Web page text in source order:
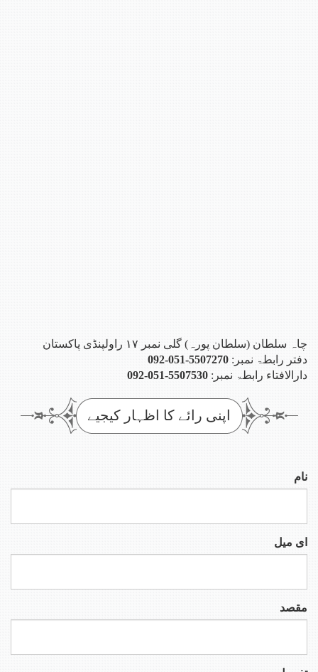
(سلطان پورہ) گلی نمبر ۱۷ راولپنڈی پاکستان
رابطۃ نمبر:092-051-5507270
رابطۃ نمبر:092-051-5507530
اپنی رائے کا اظہار کیجیے
میل